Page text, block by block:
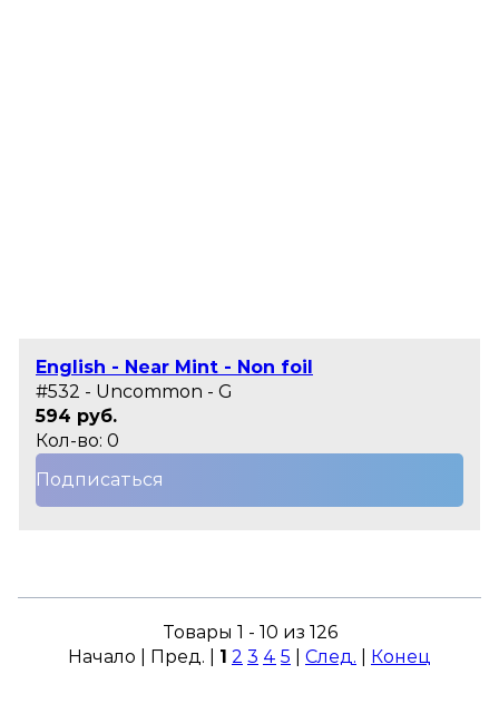
English - Near Mint - Non foil
#532 - Uncommon - G
594 руб.
Кол-во: 0
Подписаться
Товары 1 - 10 из 126
Начало | Пред. | 1 2 3 4 5 След. Конец